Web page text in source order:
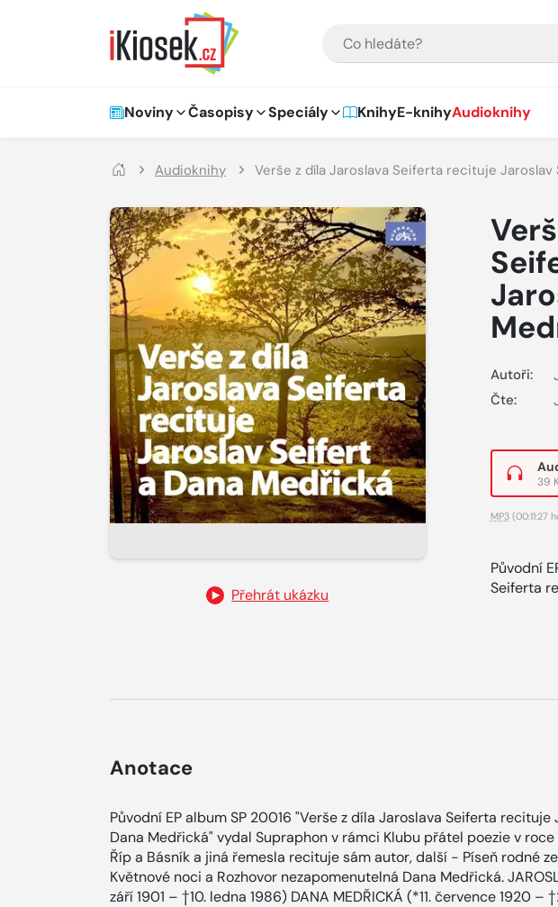
Hlavní navigace
Noviny Časopisy Speciály KnihyE-knihyAudioknihy
Audioknihy Verše z díla Jaroslava Seiferta recituje
Přehrát ukázku
Autoři:
Čte:
39
MP3(00:11:27
Původní
Seiferta
Anotace
Původní EP album SP 20016 "Verše z díla Jaroslava Seiferta recituje
Dana Medřická" vydal Supraphon v rámci Klubu přátel poezie v roce
Říp a Básník a jiná řemesla recituje sám autor, další - Píseň rodné
Květnové noci a Rozhovor nezapomenutelná Dana Medřická.
září 1901 – †10. ledna 1986) DANA MEDŘICKÁ (*11. července 1920 –